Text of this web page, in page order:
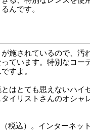
んです。
施されているので、汚
ています。特別なコー
すよ。
はとても思えないハイ
イリストさんのオシャ
税込）。インターネッ